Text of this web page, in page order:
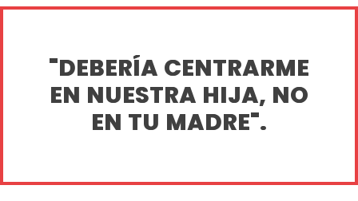
"DEBERÍA CENTRARME
EN NUESTRA HIJA, NO
EN TU MADRE".